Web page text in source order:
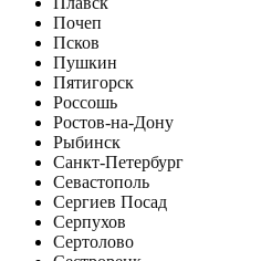
Почеп
Псков
Пушкин
Пятигорск
Россошь
Ростов-на-Дону
Рыбинск
Санкт-Петербург
Севастополь
Сергиев Посад
Серпухов
Сертолово